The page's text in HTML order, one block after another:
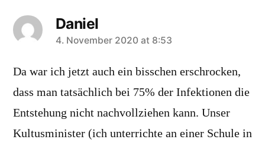
Daniel
says:
4. November 2020 at 8:53
Da war ich jetzt auch ein bisschen erschrocken,
dass man tatsächlich bei 75% der Infektionen die
Entstehung nicht nachvollziehen kann. Unser
Kultusminister (ich unterrichte an einer Schule in